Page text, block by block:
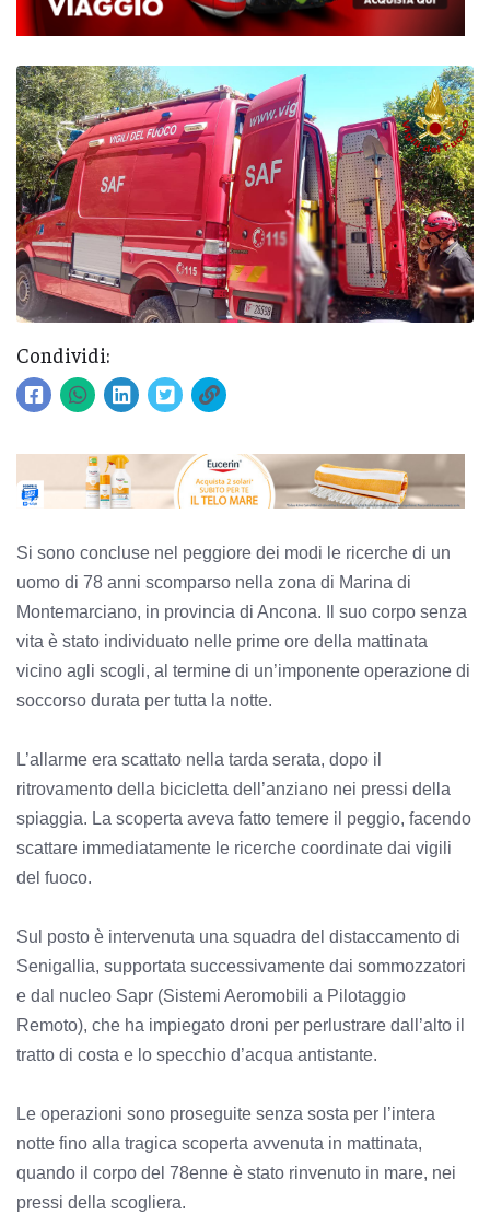
Condividi:
Si sono concluse nel peggiore dei modi le ricerche di un
uomo di 78 anni scomparso nella zona di Marina di
Montemarciano, in provincia di Ancona. Il suo corpo senza
vita è stato individuato nelle prime ore della mattinata
vicino agli scogli, al termine di un’imponente operazione di
soccorso durata per tutta la notte.
L’allarme era scattato nella tarda serata, dopo il
ritrovamento della bicicletta dell’anziano nei pressi della
spiaggia. La scoperta aveva fatto temere il peggio, facendo
scattare immediatamente le ricerche coordinate dai vigili
del fuoco.
Sul posto è intervenuta una squadra del distaccamento di
Senigallia, supportata successivamente dai sommozzatori
e dal nucleo Sapr (Sistemi Aeromobili a Pilotaggio
Remoto), che ha impiegato droni per perlustrare dall’alto il
tratto di costa e lo specchio d’acqua antistante.
Le operazioni sono proseguite senza sosta per l’intera
notte fino alla tragica scoperta avvenuta in mattinata,
quando il corpo del 78enne è stato rinvenuto in mare, nei
pressi della scogliera.